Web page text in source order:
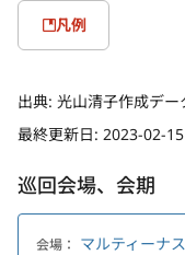
凡例
出典: 光山清子作成デ
最終更新日: 2023-02-15
巡回会場、会期
会場： マルティーナ